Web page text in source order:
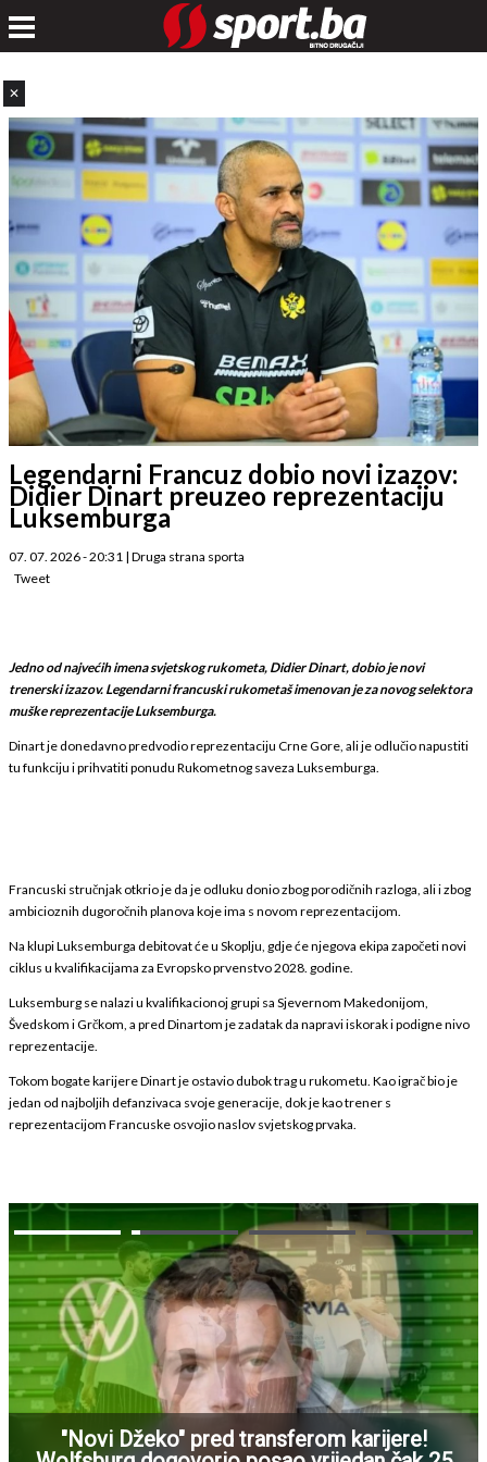
✕
Legendarni Francuz dobio novi izazov:
Didier Dinart preuzeo reprezentaciju
Luksemburga
07. 07. 2026 - 20:31 | Druga strana sporta
Tweet
Jedno od najvećih imena svjetskog rukometa, Didier Dinart, dobio je novi
trenerski izazov. Legendarni francuski rukometaš imenovan je za novog selektora
muške reprezentacije Luksemburga.
Dinart je donedavno predvodio reprezentaciju Crne Gore, ali je odlučio napustiti
tu funkciju i prihvatiti ponudu Rukometnog saveza Luksemburga.
Francuski stručnjak otkrio je da je odluku donio zbog porodičnih razloga, ali i zbog
ambicioznih dugoročnih planova koje ima s novom reprezentacijom.
Na klupi Luksemburga debitovat će u Skoplju, gdje će njegova ekipa započeti novi
ciklus u kvalifikacijama za Evropsko prvenstvo 2028. godine.
Luksemburg se nalazi u kvalifikacionoj grupi sa Sjevernom Makedonijom,
Švedskom i Grčkom, a pred Dinartom je zadatak da napravi iskorak i podigne nivo
reprezentacije.
Tokom bogate karijere Dinart je ostavio dubok trag u rukometu. Kao igrač bio je
jedan od najboljih defanzivaca svoje generacije, dok je kao trener s
reprezentacijom Francuske osvojio naslov svjetskog prvaka.
"Novi Džeko" pred transferom karijere!